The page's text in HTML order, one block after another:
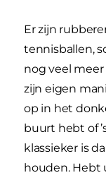
Er zijn
tennisballen,
nog veel
zijn eigen
op in het
buurt hebt of
klassieker is
houden. Hebt